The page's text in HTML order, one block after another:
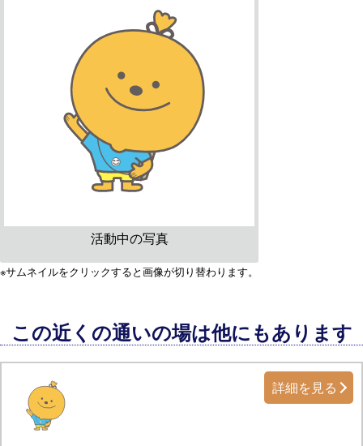
活動中の写真
※サムネイルをクリックすると画像が切り替わります。
この近くの通いの場は他にもあります
詳細を見る